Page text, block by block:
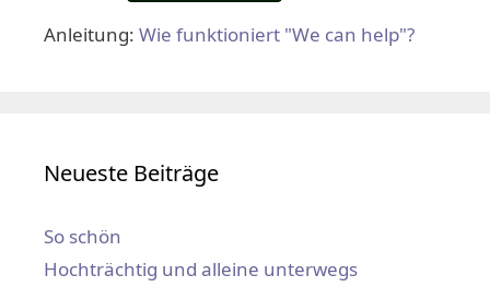
Anleitung: Wie funktioniert "We can help"?
Neueste Beiträge
So schön
Hochträchtig und alleine unterwegs